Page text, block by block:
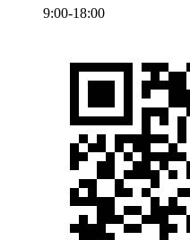
9:00-18:00